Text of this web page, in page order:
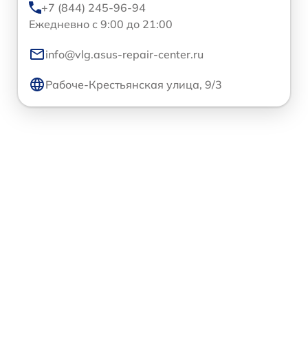
+7 (844) 245-96-94
Ежедневно с 9:00 до 21:00
info@vlg.asus-repair-center.ru
Рабоче-Крестьянская улица, 9/3